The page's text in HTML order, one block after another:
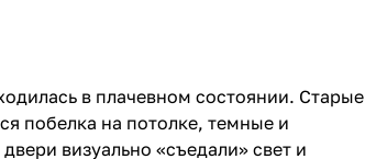
в плачевном состоянии. Старые
побелка на потолке, темные и
визуально «съедали» свет и